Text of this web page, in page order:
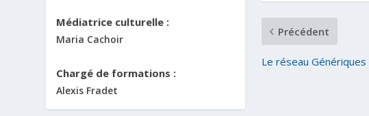
Précédent
Le réseau Génériques
Médiatrice culturelle :
Maria Cachoir
Chargé de formations :
Alexis Fradet